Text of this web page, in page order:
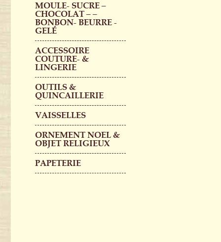
MOULE- SUCRE –
CHOCOLAT – –
BONBON- BEURRE -
GELÉ
ACCESSOIRE
COUTURE- &
LINGERIE
OUTILS &
QUINCAILLERIE
VAISSELLES
ORNEMENT NOEL &
OBJET RELIGIEUX
PAPETERIE